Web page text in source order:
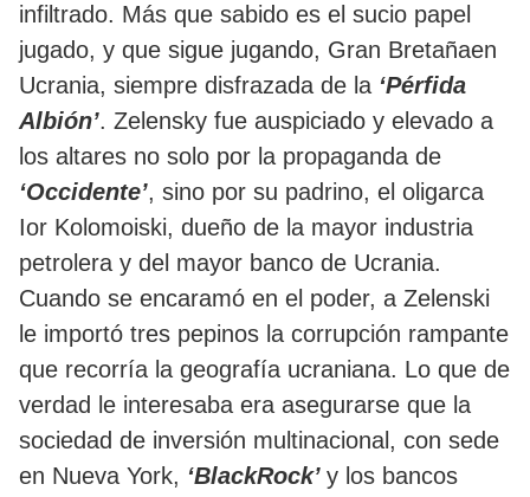
infiltrado. Más que sabido es el sucio papel
jugado, y que sigue jugando, Gran Bretañaen
Ucrania, siempre disfrazada de la ‘Pérfida
Albión’. Zelensky fue auspiciado y elevado a
los altares no solo por la propaganda de
‘Occidente’, sino por su padrino, el oligarca
Ior Kolomoiski, dueño de la mayor industria
petrolera y del mayor banco de Ucrania.
Cuando se encaramó en el poder, a Zelenski
le importó tres pepinos la corrupción rampante
que recorría la geografía ucraniana. Lo que de
verdad le interesaba era asegurarse que la
sociedad de inversión multinacional, con sede
en Nueva York, ‘BlackRock’ y los bancos